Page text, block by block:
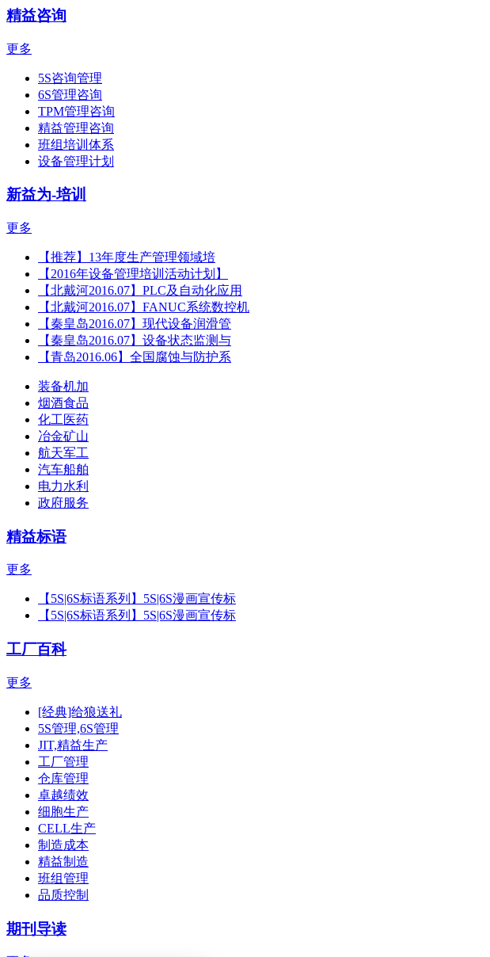
精益咨询
更多
5S咨询管理
6S管理咨询
TPM管理咨询
精益管理咨询
班组培训体系
设备管理计划
新益为-培训
更多
【推荐】13年度生产管理领域培
【2016年设备管理培训活动计划】
【北戴河2016.07】PLC及自动化应用
【北戴河2016.07】FANUC系统数控机
【秦皇岛2016.07】现代设备润滑管
【秦皇岛2016.07】设备状态监测与
【青岛2016.06】全国腐蚀与防护系
装备机加
烟酒食品
化工医药
冶金矿山
航天军工
汽车船舶
电力水利
政府服务
精益标语
更多
【5S|6S标语系列】5S|6S漫画宣传标
【5S|6S标语系列】5S|6S漫画宣传标
工厂百科
更多
[经典]给狼送礼
5S管理,6S管理
JIT,精益生产
工厂管理
仓库管理
卓越绩效
细胞生产
CELL生产
制造成本
精益制造
班组管理
品质控制
期刊导读